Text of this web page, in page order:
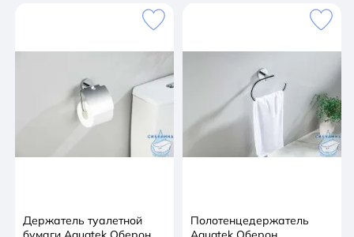
Держатель туалетной
Полотенцедержатель